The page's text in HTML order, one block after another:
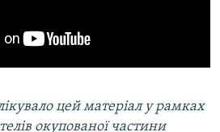
цей матеріал у рамках
окупованої частини